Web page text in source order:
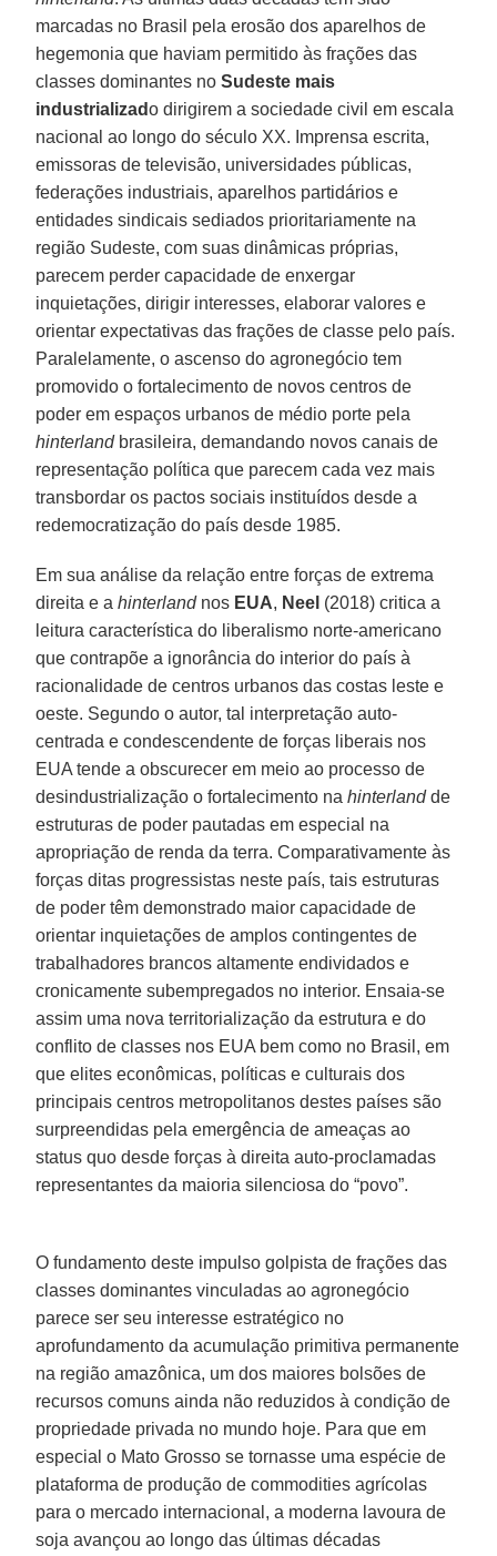
marcadas no Brasil pela erosão dos aparelhos de
hegemonia que haviam permitido às frações das
classes dominantes noSudeste mais
industrializado dirigirem a sociedade civil em escala
nacional ao longo do século XX. Imprensa escrita,
emissoras de televisão, universidades públicas,
federações industriais, aparelhos partidários e
entidades sindicais sediados prioritariamente na
região Sudeste, com suas dinâmicas próprias,
parecem perder capacidade de enxergar
inquietações, dirigir interesses, elaborar valores e
orientar expectativas das frações de classe pelo país.
Paralelamente, o ascenso do agronegócio tem
promovido o fortalecimento de novos centros de
poder em espaços urbanos de médio porte pela
hinterlandbrasileira, demandando novos canais de
representação política que parecem cada vez mais
transbordar os pactos sociais instituídos desde a
redemocratização do país desde 1985.
Em sua análise da relação entre forças de extrema
direita e ahinterlandnos EUA, Neel (2018) critica a
leitura característica do liberalismo norte-americano
que contrapõe a ignorância do interior do país à
racionalidade de centros urbanos das costas leste e
oeste. Segundo o autor, tal interpretação auto-
centrada e condescendente de forças liberais nos
EUA tende a obscurecer em meio ao processo de
desindustrialização o fortalecimento nahinterlandde
estruturas de poder pautadas em especial na
apropriação de renda da terra. Comparativamente às
forças ditas progressistas neste país, tais estruturas
de poder têm demonstrado maior capacidade de
orientar inquietações de amplos contingentes de
trabalhadores brancos altamente endividados e
cronicamente subempregados no interior. Ensaia-se
assim uma nova territorialização da estrutura e do
conflito de classes nos EUA bem como no Brasil, em
que elites econômicas, políticas e culturais dos
principais centros metropolitanos destes países são
surpreendidas pela emergência de ameaças ao
status quo desde forças à direita auto-proclamadas
representantes da maioria silenciosa do “povo”.
O fundamento deste impulso golpista de frações das
classes dominantes vinculadas ao agronegócio
parece ser seu interesse estratégico no
aprofundamento da acumulação primitiva permanente
na região amazônica, um dos maiores bolsões de
recursos comuns ainda não reduzidos à condição de
propriedade privada no mundo hoje. Para que em
especial o Mato Grosso se tornasse uma espécie de
plataforma de produção de commodities agrícolas
para o mercado internacional, a moderna lavoura de
soja avançou ao longo das últimas décadas